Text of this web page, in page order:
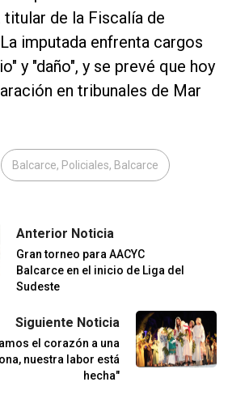
titular de la Fiscalía de
imputada enfrenta cargos
y "daño", y se prevé que hoy
en tribunales de Mar
Balcarce, Policiales, Balcarce
Anterior Noticia
Gran torneo para AACYC
Balcarce en el inicio de Liga del
Sudeste
Siguiente Noticia
el corazón a una
nuestra labor está
hecha"